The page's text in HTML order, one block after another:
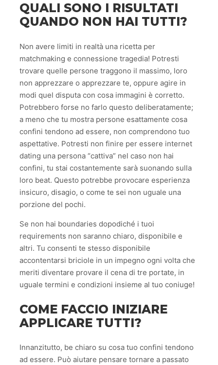
QUALI SONO I RISULTATI
QUANDO NON HAI TUTTI?
Non avere limiti in realtà una ricetta per
matchmaking e connessione tragedia! Potresti
trovare quelle persone traggono il massimo, loro
non apprezzare o apprezzare te, oppure agire in
modi quel disputa con cosa immagini è corretto.
Potrebbero forse no farlo questo deliberatamente;
a meno che tu mostra persone esattamente cosa
confini tendono ad essere, non comprendono tuo
aspettative. Potresti non finire per essere internet
dating una persona “cattiva” nel caso non hai
confini, tu stai costantemente sarà suonando sulla
loro beat. Questo potrebbe provocare esperienza
insicuro, disagio, o come te sei non uguale una
porzione del pochi.
Se non hai boundaries dopodiché i tuoi
requirements non saranno chiaro, disponibile e
altri. Tu consenti te stesso disponibile
accontentarsi briciole in un impegno ogni volta che
meriti diventare provare il cena di tre portate, in
uguale termini e condizioni insieme al tuo coniuge!
COME FACCIO INIZIARE
APPLICARE TUTTI?
Innanzitutto, be chiaro su cosa tuo confini tendono
ad essere. Può aiutare pensare tornare a passato